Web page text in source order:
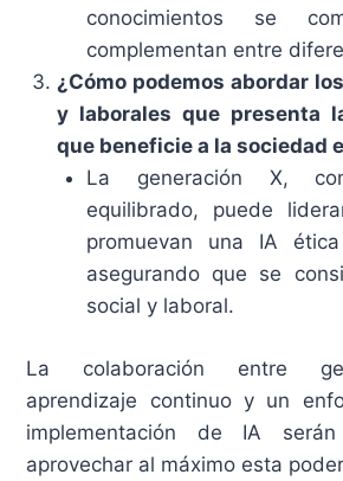
conocimientos se
complementan entre
¿Cómo podemos abordar
y laborales que presenta
que beneficie a la sociedad
La generación X,
equilibrado, puede
promuevan una IA
asegurando que se
social y laboral.
La colaboración entre
aprendizaje continuo y un
implementación de IA
aprovechar al máximo esta